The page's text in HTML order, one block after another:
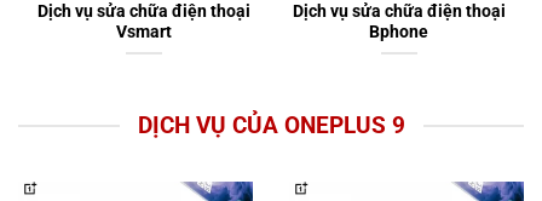
Dịch vụ sửa chữa điện thoại
Vsmart
Dịch vụ sửa chữa điện thoại
Bphone
DỊCH VỤ CỦA ONEPLUS 9